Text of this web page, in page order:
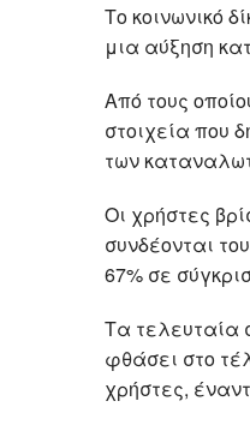
Το κοινωνικό
μια αύξηση
Από τους
στοιχεία που
των
Οι χρήστες
συνδέονται
67% σε
Τα τελευταία
φθάσει στο
χρήστες,